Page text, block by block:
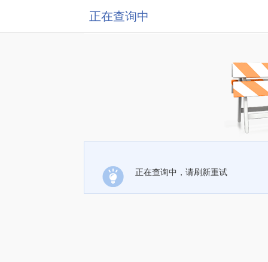
正在查询中
正在查询中，请刷新重试